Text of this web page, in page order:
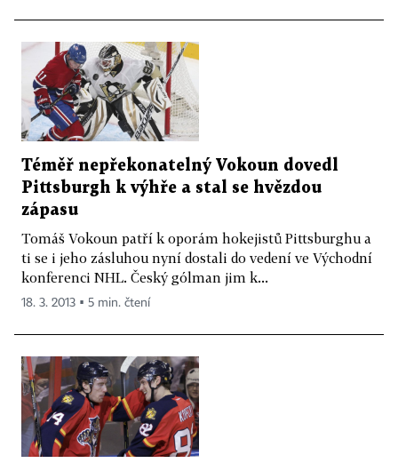
Téměř nepřekonatelný Vokoun dovedl
Pittsburgh k výhře a stal se hvězdou
zápasu
Tomáš Vokoun patří k oporám hokejistů Pittsburghu a
ti se i jeho zásluhou nyní dostali do vedení ve Východní
konferenci NHL. Český gólman jim k...
18. 3. 2013 ▪ 5 min. čtení